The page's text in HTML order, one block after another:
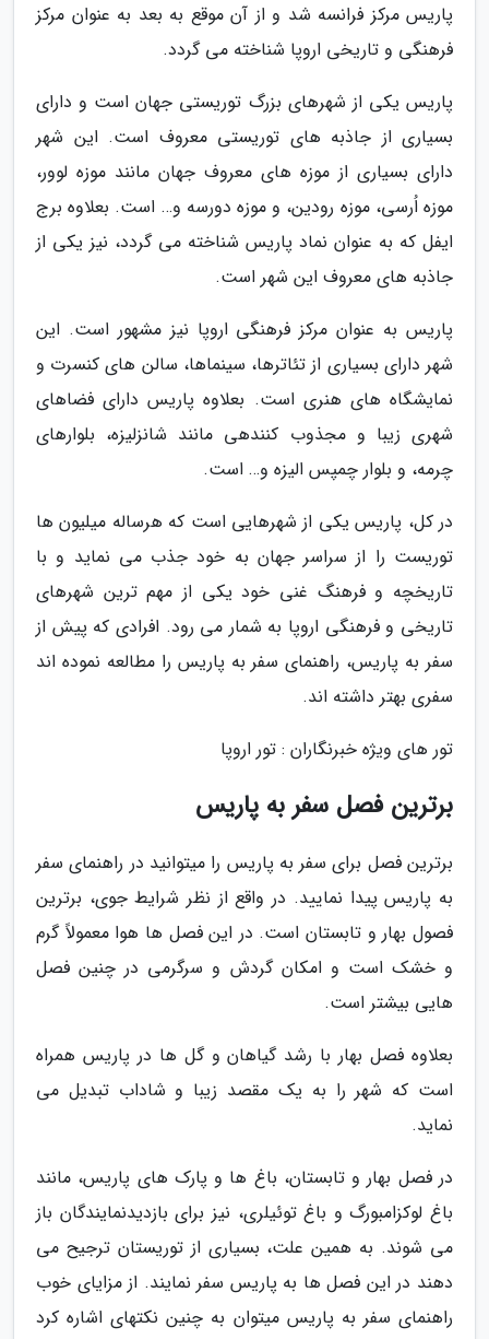
پاریس مرکز فرانسه شد و از آن موقع به بعد به عنوان مرکز
فرهنگی و تاریخی اروپا شناخته می گردد.
پاریس یکی از شهرهای بزرگ توریستی جهان است و دارای
بسیاری از جاذبه های توریستی معروف است. این شهر
دارای بسیاری از موزه های معروف جهان مانند موزه لوور،
موزه اُرسی، موزه رودین، و موزه دورسه و… است. بعلاوه برج
ایفل که به عنوان نماد پاریس شناخته می گردد، نیز یکی از
جاذبه های معروف این شهر است.
پاریس به عنوان مرکز فرهنگی اروپا نیز مشهور است. این
شهر دارای بسیاری از تئاترها، سینماها، سالن های کنسرت و
نمایشگاه های هنری است. بعلاوه پاریس دارای فضاهای
شهری زیبا و مجذوب کنندهی مانند شانزلیزه، بلوارهای
چرمه، و بلوار چمپس الیزه و… است.
در کل، پاریس یکی از شهرهایی است که هرساله میلیون ها
توریست را از سراسر جهان به خود جذب می نماید و با
تاریخچه و فرهنگ غنی خود یکی از مهم ترین شهرهای
تاریخی و فرهنگی اروپا به شمار می رود. افرادی که پیش از
سفر به پاریس، راهنمای سفر به پاریس را مطالعه نموده اند
سفری بهتر داشته اند.
تور های ویژه خبرنگاران : تور اروپا
برترین فصل سفر به پاریس
برترین فصل برای سفر به پاریس را میتوانید در راهنمای سفر
به پاریس پیدا نمایید. در واقع از نظر شرایط جوی، برترین
فصول بهار و تابستان است. در این فصل ها هوا معمولاً گرم
و خشک است و امکان گردش و سرگرمی در چنین فصل
هایی بیشتر است.
بعلاوه فصل بهار با رشد گیاهان و گل ها در پاریس همراه
است که شهر را به یک مقصد زیبا و شاداب تبدیل می
نماید.
در فصل بهار و تابستان، باغ ها و پارک های پاریس، مانند
باغ لوکزامبورگ و باغ توئیلری، نیز برای بازدیدنمایندگان باز
می شوند. به همین علت، بسیاری از توریستان ترجیح می
دهند در این فصل ها به پاریس سفر نمایند. از مزایای خوب
راهنمای سفر به پاریس میتوان به چنین نکتهای اشاره کرد